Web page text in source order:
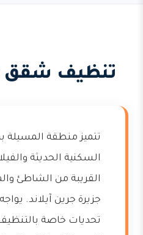
تنظيف شقق
تتميز منطقة
السكنية الحديثة
القريبة من الشاطئ
جزيرة جرين آيلاند.
تحديات خاصة